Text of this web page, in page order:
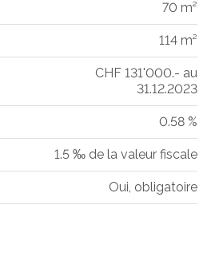
70 m²
114 m²
CHF 131'000.- au
31.12.2023
0.58 %
1.5 ‰ de la valeur fiscale
Oui, obligatoire